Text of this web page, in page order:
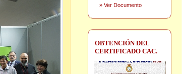
» Ver Documento
OBTENCIÓN DEL
CERTIFICADO CAC.